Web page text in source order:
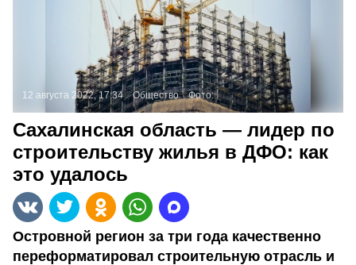
12 августа 2022, 17:34 Общество Фото:
Сахалинская область — лидер по
строительству жилья в ДФО: как
это удалось
Островной регион за три года качественно
переформатировал строительную отрасль и